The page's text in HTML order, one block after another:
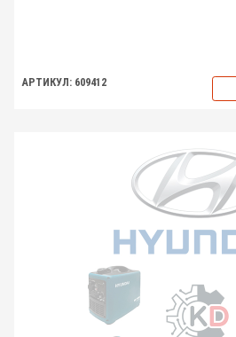
АРТИКУЛ: 609412